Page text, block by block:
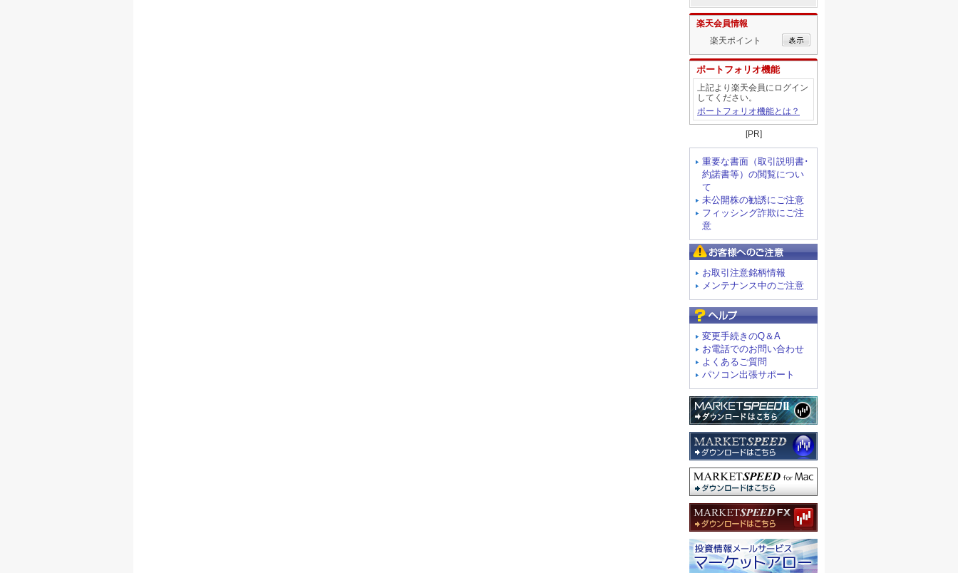
楽天会員情報
楽天ポイント
ポートフォリオ機能
上記より楽天会員にログイン
してください。
ポートフォリオ機能とは？
[PR]
重要な書面（取引説明書･
約諾書等）の閲覧につい
て
未公開株の勧誘にご注意
フィッシング詐欺にご注
意
お取引注意銘柄情報
メンテナンス中のご注意
変更手続きのQ＆A
お電話でのお問い合わせ
よくあるご質問
パソコン出張サポート